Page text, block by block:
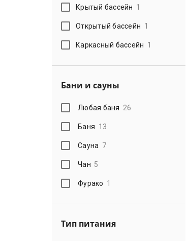
Крытый бассейн 1
Открытый бассейн 1
Каркасный бассейн 1
Бани и сауны
Любая баня 26
Баня 13
Сауна 7
Чан 5
Фурако 1
Тип питания